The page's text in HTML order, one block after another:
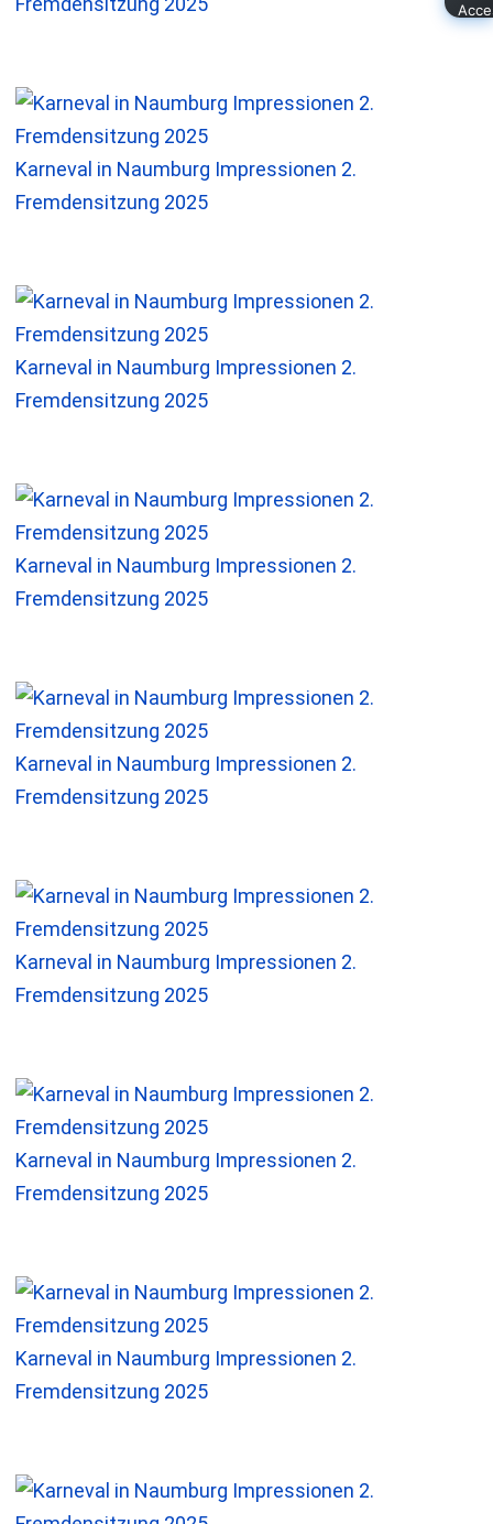
Karneval in Naumburg Impressionen 2.
Fremdensitzung 2025
Karneval in Naumburg Impressionen 2.
Fremdensitzung 2025
Karneval in Naumburg Impressionen 2.
Fremdensitzung 2025
Karneval in Naumburg Impressionen 2.
Fremdensitzung 2025
Karneval in Naumburg Impressionen 2.
Fremdensitzung 2025
Karneval in Naumburg Impressionen 2.
Fremdensitzung 2025
Karneval in Naumburg Impressionen 2.
Fremdensitzung 2025